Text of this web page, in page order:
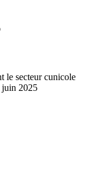
le secteur cunicole
juin 2025